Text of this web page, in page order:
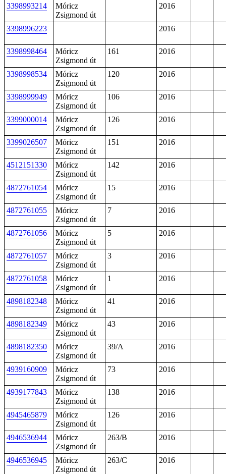
3398993214
Móricz
Zsigmond út
2016
3398996223 2016
3398998464
Móricz
Zsigmond út
161 2016
3398998534
Móricz
Zsigmond út
120 2016
3398999949
Móricz
Zsigmond út
106 2016
3399000014
Móricz
Zsigmond út
126 2016
3399026507
Móricz
Zsigmond út
151 2016
4512151330
Móricz
Zsigmond út
142 2016
4872761054
Móricz
Zsigmond út
15 2016
4872761055
Móricz
Zsigmond út
7 2016
4872761056
Móricz
Zsigmond út
5 2016
4872761057
Móricz
Zsigmond út
3 2016
4872761058
Móricz
Zsigmond út
1 2016
4898182348
Móricz
Zsigmond út
41 2016
4898182349
Móricz
Zsigmond út
43 2016
4898182350
Móricz
Zsigmond út
39/A 2016
4939160909
Móricz
Zsigmond út
73 2016
4939177843
Móricz
Zsigmond út
138 2016
4945465879
Móricz
Zsigmond út
126 2016
4946536944
Móricz
Zsigmond út
263/B 2016
4946536945
Móricz
Zsigmond út
263/C 2016